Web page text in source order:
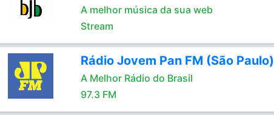
A melhor música da sua web
Stream
Rádio Jovem Pan FM (São Paulo)
A Melhor Rádio do Brasil
97.3 FM